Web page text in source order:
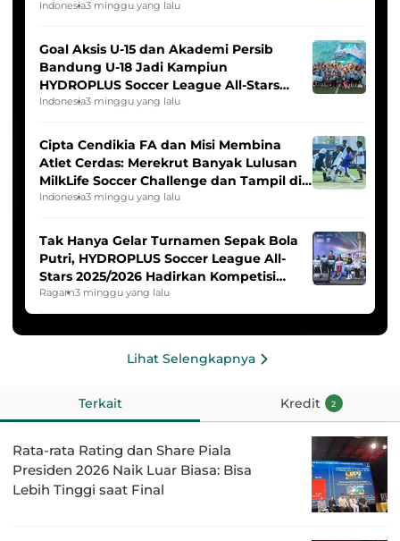
Indonesia3 minggu yang lalu
Goal Aksis U-15 dan Akademi Persib
Bandung U-18 Jadi Kampiun
HYDROPLUS Soccer League All-Stars
2025/2026
Indonesia3 minggu yang lalu
Cipta Cendikia FA dan Misi Membina
Atlet Cerdas: Merekrut Banyak Lulusan
MilkLife Soccer Challenge dan Tampil di
HYDROPLUS Soccer League
Indonesia3 minggu yang lalu
Tak Hanya Gelar Turnamen Sepak Bola
Putri, HYDROPLUS Soccer League All-
Stars 2025/2026 Hadirkan Kompetisi
Band dan Dance
Ragam3 minggu yang lalu
Lihat Selengkapnya
Terkait Kredit 2
Rata-rata Rating dan Share Piala
Presiden 2026 Naik Luar Biasa: Bisa
Lebih Tinggi saat Final